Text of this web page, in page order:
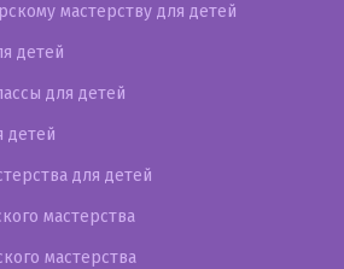
мастерству для детей
детей
для детей
детей
для детей
мастерства
мастерства